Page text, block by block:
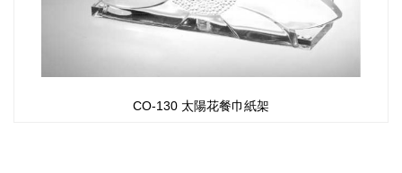
CO-130 太陽花餐巾紙架